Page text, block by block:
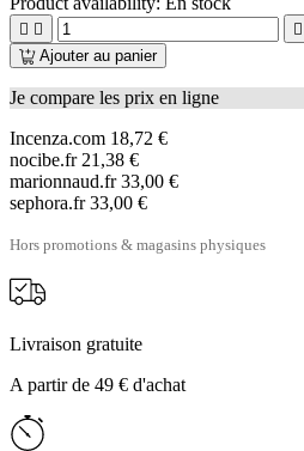
  
Ajouter au panier
Je compare les prix en ligne
Incenza.com 18,72 €
nocibe.fr 21,38 €
marionnaud.fr 33,00 €
sephora.fr 33,00 €
Hors promotions & magasins physiques
Livraison gratuite
A partir de 49 € d'achat